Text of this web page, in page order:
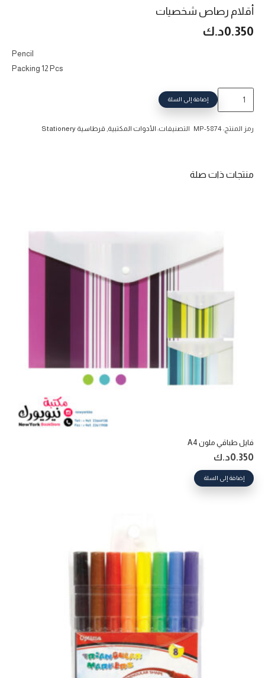
أقلام رصاص شخصيات
0.350د.ك
Pencil
Packing 12 Pcs
أقلام
إضافة إلى السلة
رمز المنتج:MP-5874 التصنيفات: الأدوات المكتبية قرطاسية Stationery
منتجات ذات صلة
فايل طباقي ملون A4
0.350د.ك
إضافة إلى السلة